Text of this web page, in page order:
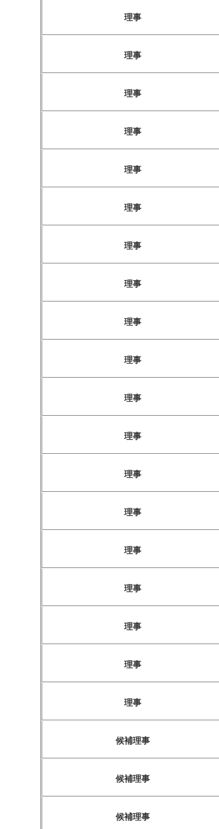
理事
理事
理事
理事
理事
理事
理事
理事
理事
理事
理事
理事
理事
理事
理事
理事
理事
理事
理事
候補理事
候補理事
候補理事